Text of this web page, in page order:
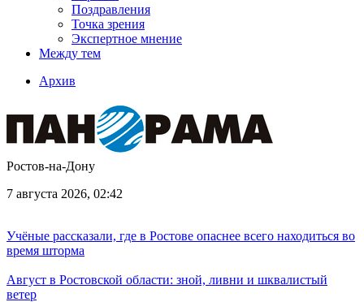
Поздравления
Точка зрения
Экспертное мнение
Между тем
Архив
Ростов-на-Дону
7 августа 2026, 02:42
Учёные рассказали, где в Ростове опаснее всего находиться во
время шторма
Август в Ростовской области: зной, ливни и шквалистый
ветер